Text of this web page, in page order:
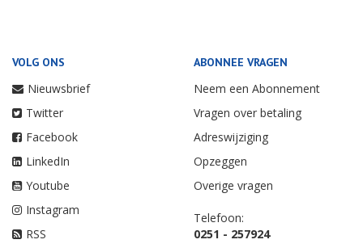
VOLG ONS
Nieuwsbrief
Twitter
Facebook
LinkedIn
Youtube
Instagram
RSS
ABONNEE VRAGEN
Neem een Abonnement
Vragen over betaling
Adreswijziging
Opzeggen
Overige vragen
Telefoon:
0251 - 257924